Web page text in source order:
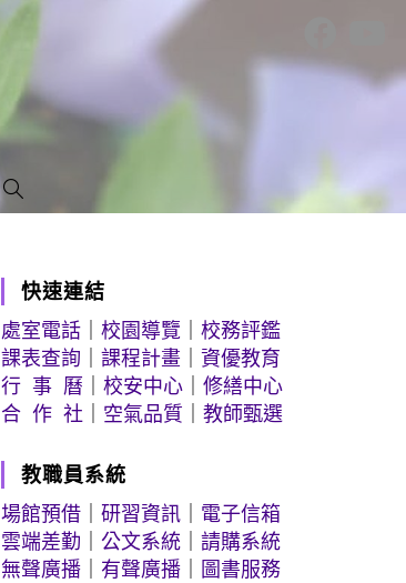
快速連結
處室電話 ｜校園導覽 ｜校務評鑑
課表查詢 ｜課程計畫 ｜資優教育
行 事 曆 ｜校安中心 ｜修繕中心
合 作 社
空氣品質 ｜教師甄選
教職員系統
場館預借 ｜研習資訊
電子信箱
雲端差勤 ｜公文系統 ｜請購系統
無聲廣播
有聲廣播 圖書服務